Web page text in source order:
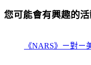
您可能會有興趣的
《NARS》ㄧ對ㄧ